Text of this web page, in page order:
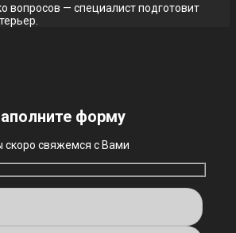
вопросов — специалист подготовит
форму
скоро свяжемся с Вами